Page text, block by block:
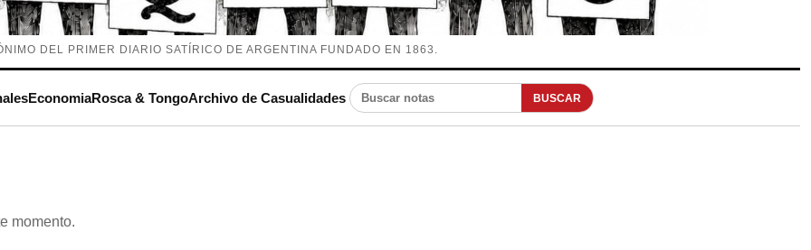
DEL PRIMER DIARIO SATÍRICO DE ARGENTINA FUNDADO EN 1863.
EconomiaRosca & TongoArchivo de Casualidades Buscar notas BUSCAR
momento.